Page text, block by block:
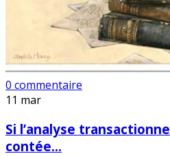
0 commentaire
11 mar
Si l’analyse
contée…